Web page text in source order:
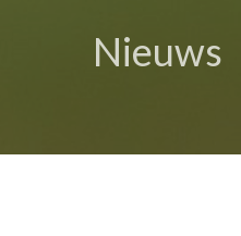
Nieuws